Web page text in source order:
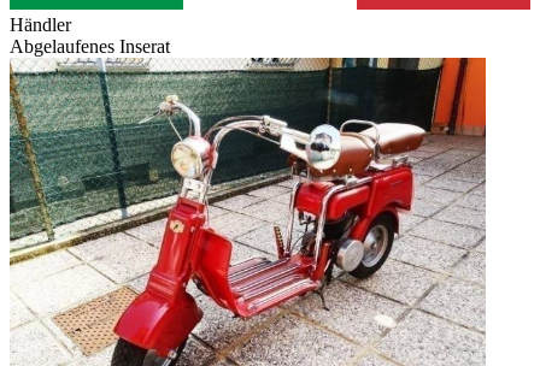
Händler
Abgelaufenes Inserat